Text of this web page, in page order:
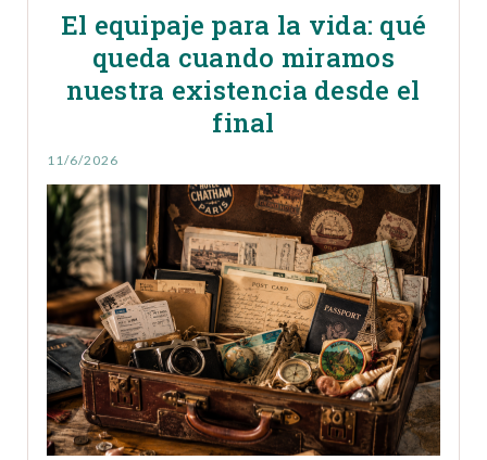
El equipaje para la vida: qué
queda cuando miramos
nuestra existencia desde el
final
11/6/2026